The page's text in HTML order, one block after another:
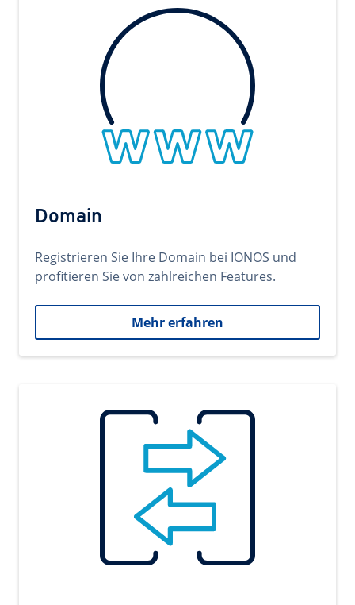
Domain
Registrieren Sie Ihre Domain bei IONOS und
profitieren Sie von zahlreichen Features.
Mehr erfahren